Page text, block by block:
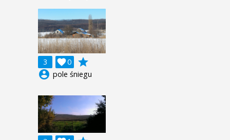
3 0

grade
account_circle pole śniegu